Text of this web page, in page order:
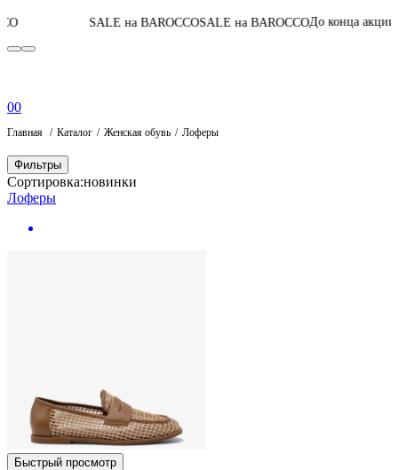
SALE на BAROCCOSALE на BAROCCOДо конца акции06:05:54:07
00
Главная Каталог Женская обувь Лоферы
Фильтры
Сортировка:новинки
Лоферы
Быстрый просмотр